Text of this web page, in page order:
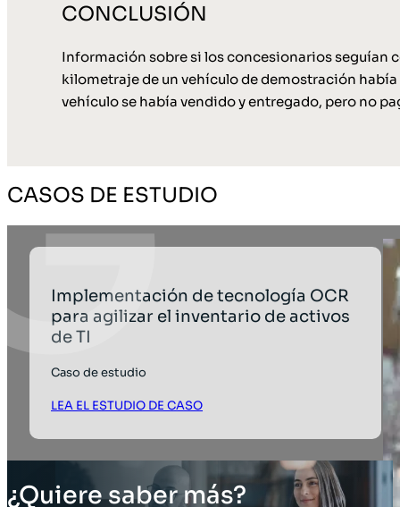
CONCLUSIÓN
Información sobre si los concesionarios seguían
kilometraje de un vehículo de demostración
vehículo se había vendido y entregado, pero no
CASOS DE ESTUDIO
Implementación de tecnología OCR
para agilizar el inventario de activos
de TI
Caso de estudio
LEA EL ESTUDIO DE CASO
¿Quiere saber más?